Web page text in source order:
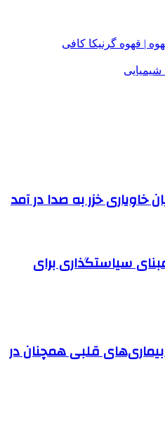
| قهوه گرنیکا کافی
شیمیایی
خاویاری خزر به صدا در آمد
سیاستگذاری برای
بیماری‌های قلبی همچنان در